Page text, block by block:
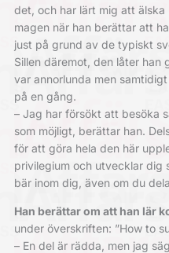
det, och har lärt mig att
magen när han berättar att
just på grund av de typiskt
Sillen däremot, den låter han
var annorlunda men
på en gång.
– Jag har försökt att besöka
som möjligt, berättar han.
för att göra hela den här
privilegium och utvecklar dig
bär inom dig, även om du
Han berättar om att han lär
under överskriften: ”How to
– En del är rädda, men jag